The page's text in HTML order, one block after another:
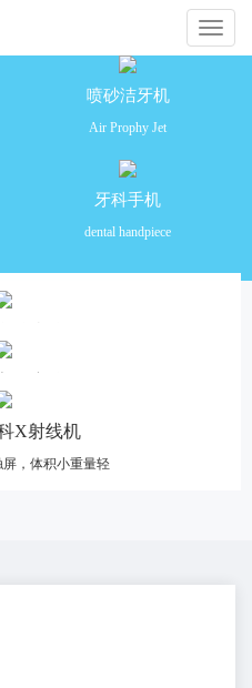
切
喷砂洁牙机
Air Prophy Jet
牙科手机
dental handpiece
荐
X射线机
，体积小重量轻